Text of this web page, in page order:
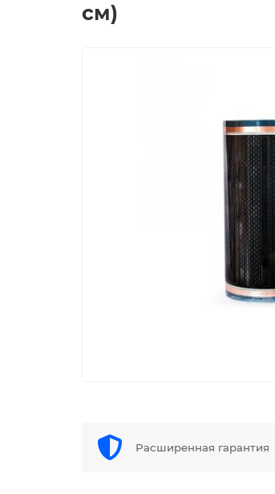
см)
Расширенная гарантия